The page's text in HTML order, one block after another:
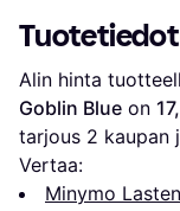
Tuotetiedot
Alin hinta
Goblin Blue on
tarjous 2 kaupan
Vertaa:
Minymo